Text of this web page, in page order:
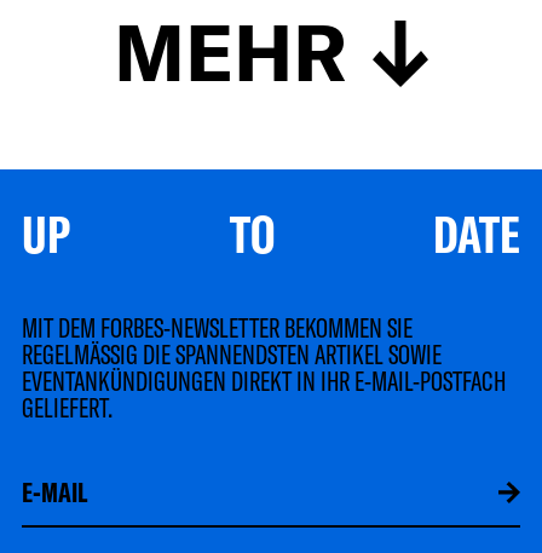
MEHR
UP TO DATE
MIT DEM FORBES-NEWSLETTER BEKOMMEN SIE
REGELMÄSSIG DIE SPANNENDSTEN ARTIKEL SOWIE
EVENTANKÜNDIGUNGEN DIREKT IN IHR E-MAIL-POSTFACH
GELIEFERT.